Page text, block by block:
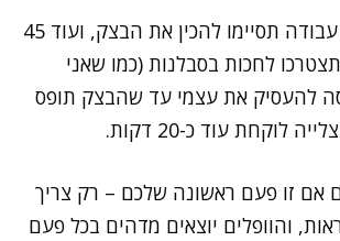
תוך 20 דקות של עבודה תסיימו להכין את הבצק, ועוד 45
לחכות בסבלנות (כמו שאני
להעסיק את עצמי עד שהבצק תופס
לוקחת עוד כ-20 דקות.
אם זו פעם ראשונה שלכם – רק צריך
והוופלים יוצאים מדהים בכל פעם